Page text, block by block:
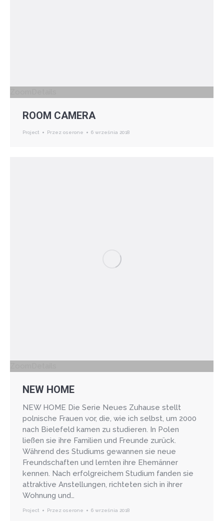
ROOM CAMERA
Project Przez oserone 6 września 2018
NEW HOME
NEW HOME Die Serie Neues Zuhause stellt
polnische Frauen vor, die, wie ich selbst, um 2000
nach Bielefeld kamen zu studieren. In Polen
ließen sie ihre Familien und Freunde zurück.
Während des Studiums gewannen sie neue
Freundschaften und lernten ihre Ehemänner
kennen. Nach erfolgreichem Studium fanden sie
attraktive Anstellungen, richteten sich in ihrer
Wohnung und…
Project Przez oserone 6 września 2018